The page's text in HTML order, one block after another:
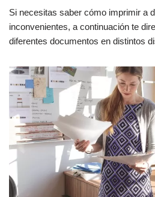
Si necesitas saber cómo imprimir a
inconvenientes, a continuación te
diferentes documentos en distintos